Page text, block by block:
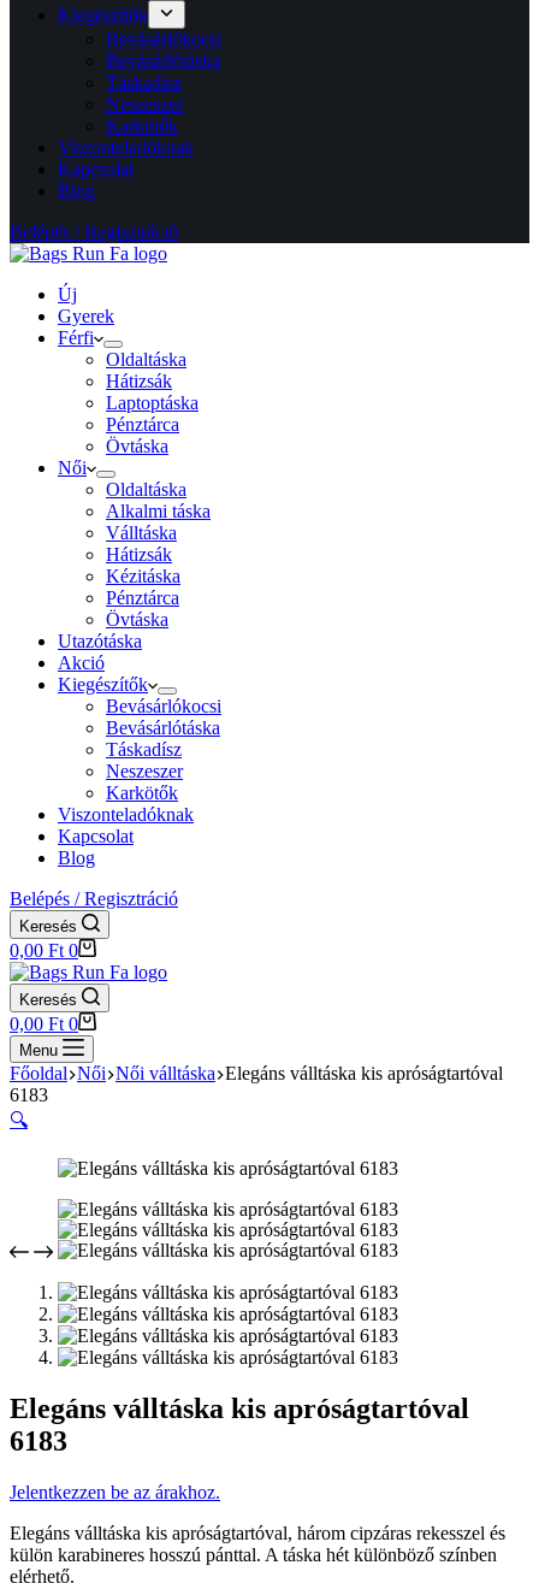
Kiegészítők
Bevásárlókocsi
Bevásárlótáska
Táskadísz
Neszeszer
Karkötők
Viszonteladóknak
Kapcsolat
Blog
Belépés / Regisztráció
Új
Gyerek
Férfi
Oldaltáska
Hátizsák
Laptoptáska
Pénztárca
Övtáska
Női
Oldaltáska
Alkalmi táska
Válltáska
Hátizsák
Kézitáska
Pénztárca
Övtáska
Utazótáska
Akció
Kiegészítők
Bevásárlókocsi
Bevásárlótáska
Táskadísz
Neszeszer
Karkötők
Viszonteladóknak
Kapcsolat
Blog
Belépés / Regisztráció
Keresés
Shopping
cart
0,00 Ft 0
Keresés
Shopping
cart
0,00 Ft 0
Menu
Főoldal Női Női válltáska Elegáns válltáska kis apróságtartóval
6183
🔍
Elegáns válltáska kis apróságtartóval
6183
Jelentkezzen be az árakhoz.
Elegáns válltáska kis apróságtartóval, három cipzáras rekesszel és
külön karabineres hosszú pánttal. A táska hét különböző színben
elérhető.